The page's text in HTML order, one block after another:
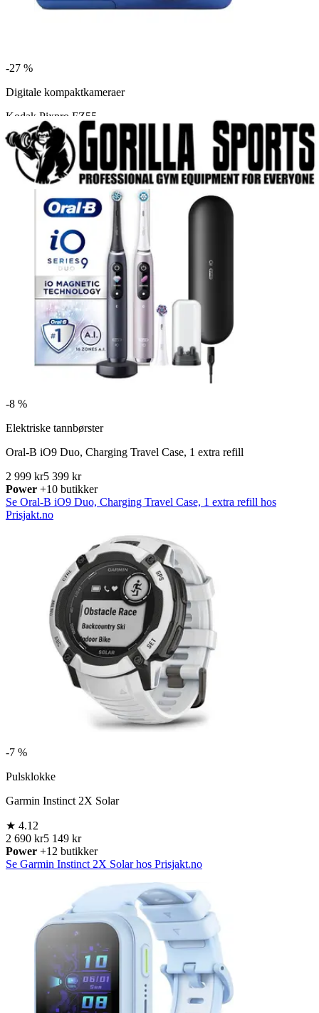
-27 %
Digitale kompaktkameraer
Kodak Pixpro FZ55
990 kr1 790 kr
Power+12 butikker
Se Kodak Pixpro FZ55 hos Prisjakt.no
-8 %
Elektriske tannbørster
Oral-B iO9 Duo, Charging Travel Case, 1 extra refill
2 999 kr5 399 kr
Power +10 butikker
Se Oral-B iO9 Duo, Charging Travel Case, 1 extra refill hos
Prisjakt.no
-7 %
Pulsklokke
Garmin Instinct 2X Solar
★ 4.12
2 690 kr5 149 kr
Power +12 butikker
Se Garmin Instinct 2X Solar hos Prisjakt.no